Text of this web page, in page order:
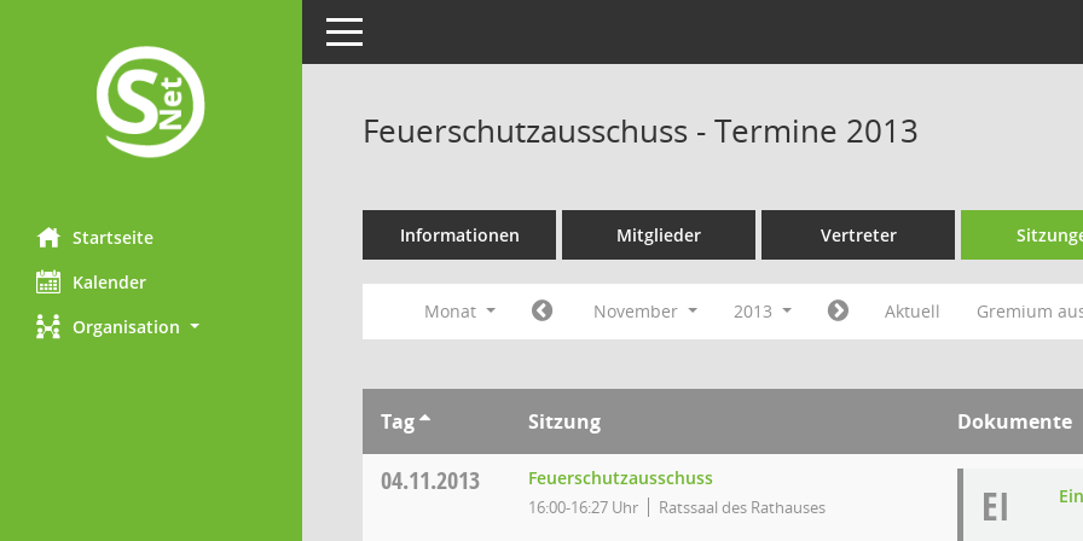
Startseite
Kalender
Organisation
Toggle navigation
Feuerschutzausschuss - Termine 2013
Informationen Mitglieder Vertreter
Monat November 2013 Aktuell Gremium
Tag Sitzung Dokumente
04.11.2013 Feuerschutzausschuss
16:00-16:27 Uhr Ratssaal des Rathauses EI